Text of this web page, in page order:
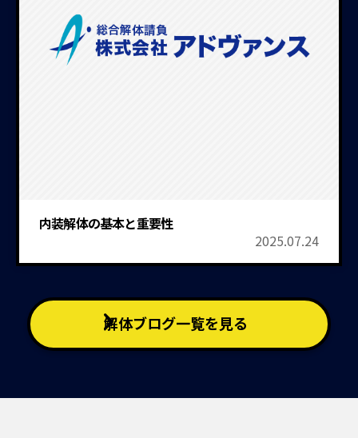
内装解体の基本と重要性
2025.07.24
解体ブログ一覧を見る